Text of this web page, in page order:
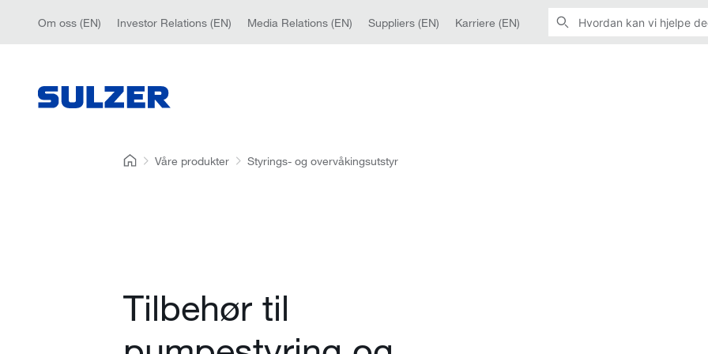
Om oss (EN) Investor Relations (EN) Media Relations (EN) Suppliers (EN) Karriere (EN)
Våre produkter Styrings- og overvåkingsutstyr
Tilbehør til